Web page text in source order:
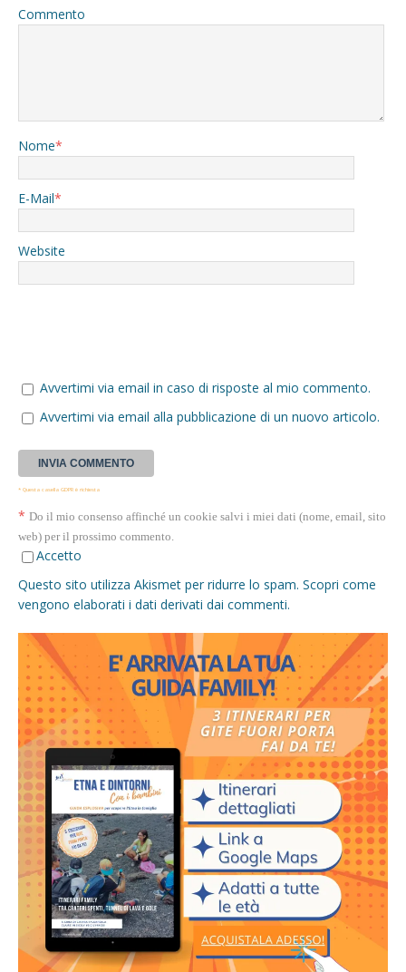
Commento
Nome*
E-Mail*
Website
Avvertimi via email in caso di risposte al mio commento.
Avvertimi via email alla pubblicazione di un nuovo articolo.
* Questa casella GDPR è richiesta
* Do il mio consenso affinché un cookie salvi i miei dati (nome, email, sito
web) per il prossimo commento.
Accetto
Questo sito utilizza Akismet per ridurre lo spam. Scopri come
vengono elaborati i dati derivati dai commenti.